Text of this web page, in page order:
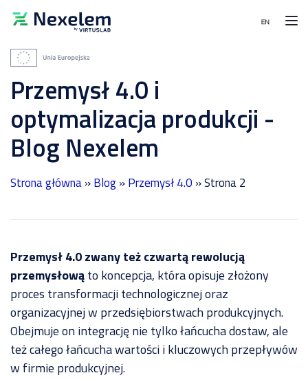
MENU
Moduły
Wdrożenia
i
referencje
Integracje
konsultacja
NA
SKRÓTY
Moduły
Nexelem
Moduły
PRODUKCJA
System
harmonogramowania
produkcji
-
-
MES
System
magazynowy
dla
produkcji
-
WMS
Wdrożenia
i
referencje
WDROŻENIA
Planowanie
produkcji
z
producencie
wyrobów
gumowych
dla
motoryzacji
Automatyzacja
kalkulacji
zleceń
produkcyjnych
Przemysł 4.0 i
optymalizacja produkcji -
Blog Nexelem
Strona główna»Blog»Przemysł 4.0 »Strona 2
Przemysł 4.0 zwany też czwartą rewolucją
przemysłowąto koncepcja, która opisuje złożony
proces transformacji technologicznej oraz
organizacyjnej w przedsiębiorstwach produkcyjnych.
Obejmuje on integrację nie tylko łańcucha dostaw, ale
też całego łańcucha wartości i kluczowych przepływów
w firmie produkcyjnej.